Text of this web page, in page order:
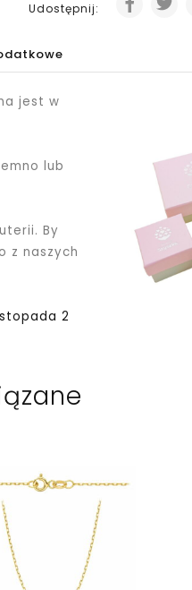
Udostępnij:
jest w
lub
By
z naszych
2